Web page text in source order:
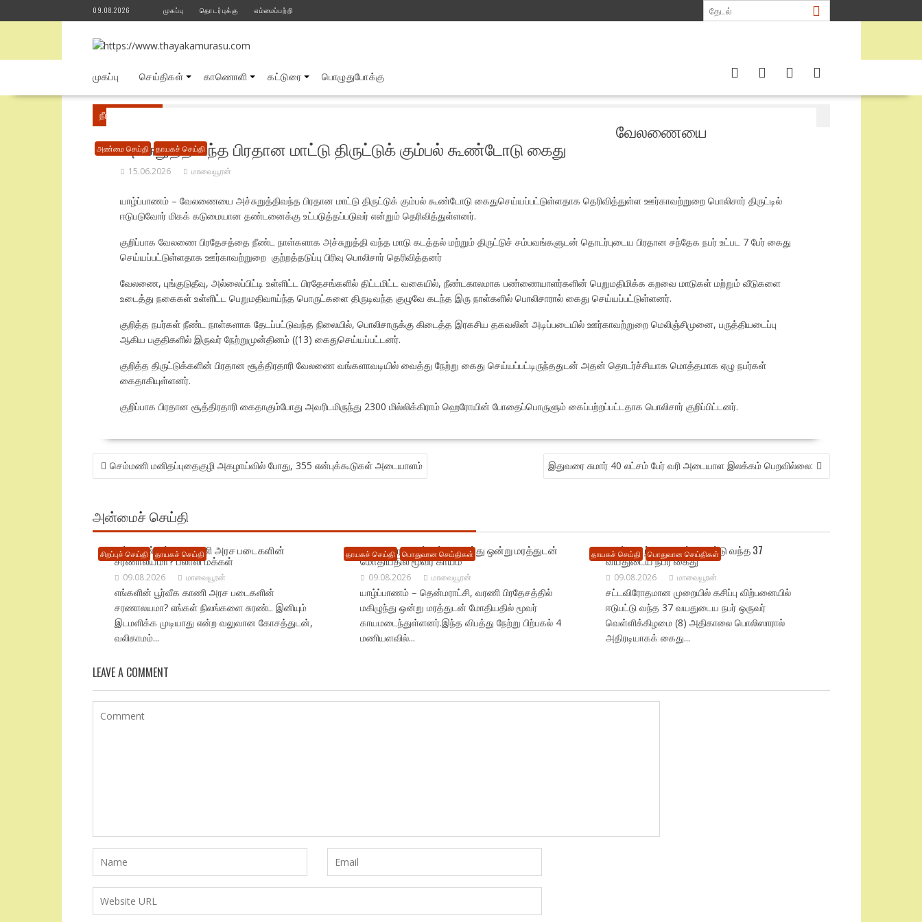
to
09.08.2026 முகப்பு தொடர்புக்கு எம்மைப்பற்றி
முகப்பு செய்திகள் காணொளி கட்டுரை பொழுதுபோக்கு
நீங்கள் இங்கே
அண்மை செய்தி தாயகச் செய்தி
வேலணையை
அச்சுறுத்திவந்த பிரதான மாட்டு திருட்டுக் கும்பல் கூண்டோடு கைது
15.06.2026 மாவையூரன்
யாழ்ப்பாணம் – வேலணையை அச்சுறுத்திவந்த பிரதான மாட்டு திருட்டுக் கும்பல் கூண்டோடு கைதுசெய்யப்பட்டுள்ளதாக தெரிவித்துள்ள ஊர்காவற்றுறை பொலிசார் திருட்டில்
ஈடுபடுவோர் மிகக் கடுமையான தண்டனைக்கு உட்படுத்தப்படுவர் என்றும் தெரிவித்துள்ளனர்.
குறிப்பாக வேலணை பிரதேசத்தை நீண்ட நாள்களாக அச்சுறுத்தி வந்த மாடு கடத்தல் மற்றும் திருட்டுச் சம்பவங்களுடன் தொடர்புடைய பிரதான சந்தேக நபர் உட்பட 7 பேர் கைது
செய்யப்பட்டுள்ளதாக ஊர்காவற்றுறை குற்றத்தடுப்பு பிரிவு பொலிசார் தெரிவித்தனர்
வேலணை, புங்குடுதீவு, அல்லைப்பிட்டி உள்ளிட்ட பிரதேசங்களில் திட்டமிட்ட வகையில், நீண்டகாலமாக பண்ணையாளர்களின் பெறுமதிமிக்க கறவை மாடுகள் மற்றும் வீடுகளை
உடைத்து நகைகள் உள்ளிட்ட பெறுமதிவாய்ந்த பொருட்களை திருடிவந்த குழுவே கடந்த இரு நாள்களில் பொலிசாரால் கைது செய்யப்பட்டுள்ளனர்.
குறித்த நபர்கள் நீண்ட நாள்களாக தேடப்பட்டுவந்த நிலையில், பொலிசாருக்கு கிடைத்த இரகசிய தகவலின் அடிப்படையில் ஊர்காவற்றுறை மெலிஞ்சிமுனை, பருத்தியடைப்பு
ஆகிய பகுதிகளில் இருவர் நேற்றுமுன்தினம் ((13) கைதுசெய்யப்பட்டனர்.
குறித்த திருட்டுக்களின் பிரதான சூத்திரதாரி வேலணை வங்களாவடியில் வைத்து நேற்று கைது செய்யப்பட்டிருந்ததுடன் அதன் தொடர்ச்சியாக மொத்தமாக ஏழு நபர்கள்
கைதாகியுள்ளனர்.
குறிப்பாக பிரதான சூத்திரதாரி கைதாகும்போது அவரிடமிருந்து 2300 மில்லிக்கிராம் ஹெரோயின் போதைப்பொருளும் கைப்பற்றப்பட்டதாக பொலிசார் குறிப்பிட்டனர்.
POST
NAVIGATION
செம்மணி மனிதப்புதைகுழி அகழாய்வில் போது, 355 என்புக்கூடுகள் அடையாளம் இதுவரை சுமார் 40 லட்சம் பேர் வரி அடையாள இலக்கம் பெறவில்லை:
அன்மைச் செய்தி
சிறப்புச் செய்தி தாயகச் செய்தி
எங்களின் பூர்வீக காணி அரச படைகளின்
சரணாலயமா? பலாலி மக்கள்
09.08.2026 மாவையூரன்
எங்களின் பூர்வீக காணி அரச படைகளின்
சரணாலயமா? எங்கள் நிலங்களை சுரண்ட இனியும்
இடமளிக்க முடியாது என்ற வலுவான கோசத்துடன்,
வலிகாமம்...
தாயகச் செய்தி பொதுவான செய்திகள்
வரணி பிரதேசத்தில் மகிழுந்து ஒன்று மரத்துடன்
மோதியதில் மூவர் காயம்
09.08.2026 மாவையூரன்
யாழ்ப்பாணம் – தென்மராட்சி, வரணி பிரதேசத்தில்
மகிழுந்து ஒன்று மரத்துடன் மோதியதில் மூவர்
காயமடைந்துள்ளனர்.இந்த விபத்து நேற்று பிற்பகல் 4
மணியளவில்...
தாயகச் செய்தி பொதுவான செய்திகள்
கசிப்பு விற்பனையில் ஈடுபட்டு வந்த 37
வயதுடைய நபர் கைது
09.08.2026 மாவையூரன்
சட்டவிரோதமான முறையில் கசிப்பு விற்பனையில்
ஈடுபட்டு வந்த 37 வயதுடைய நபர் ஒருவர்
வெள்ளிக்கிழமை (8) அதிகாலை பொலிஸாரால்
அதிரடியாகக் கைது...
LEAVE A COMMENT